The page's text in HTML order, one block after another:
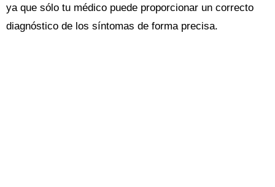
ya que sólo tu médico puede proporcionar un correcto
diagnóstico de los síntomas de forma precisa.